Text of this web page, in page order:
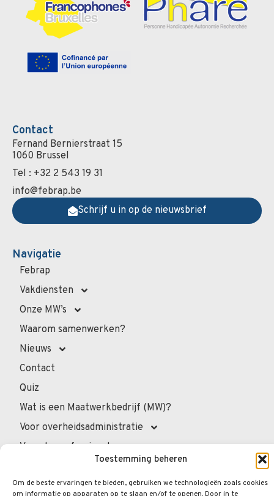
Toestemming beheren
Om de beste ervaringen te bieden, gebruiken we technologieën zoals cookies
Navigatie
Febrap
Vakdiensten
Onze MW’s
Waarom samenwerken?
Nieuws
Contact
Quiz
Wat is een Maatwerkbedrijf (MW)?
Voor overheidsadministratie
Voor de professionals
Veelgestelde vragen
Contact
Fernand Bernierstraat 15
1060 Brussel
Tel : +32 2 543 19 31
info@febrap.be
Schrijf u in op de nieuwsbrief